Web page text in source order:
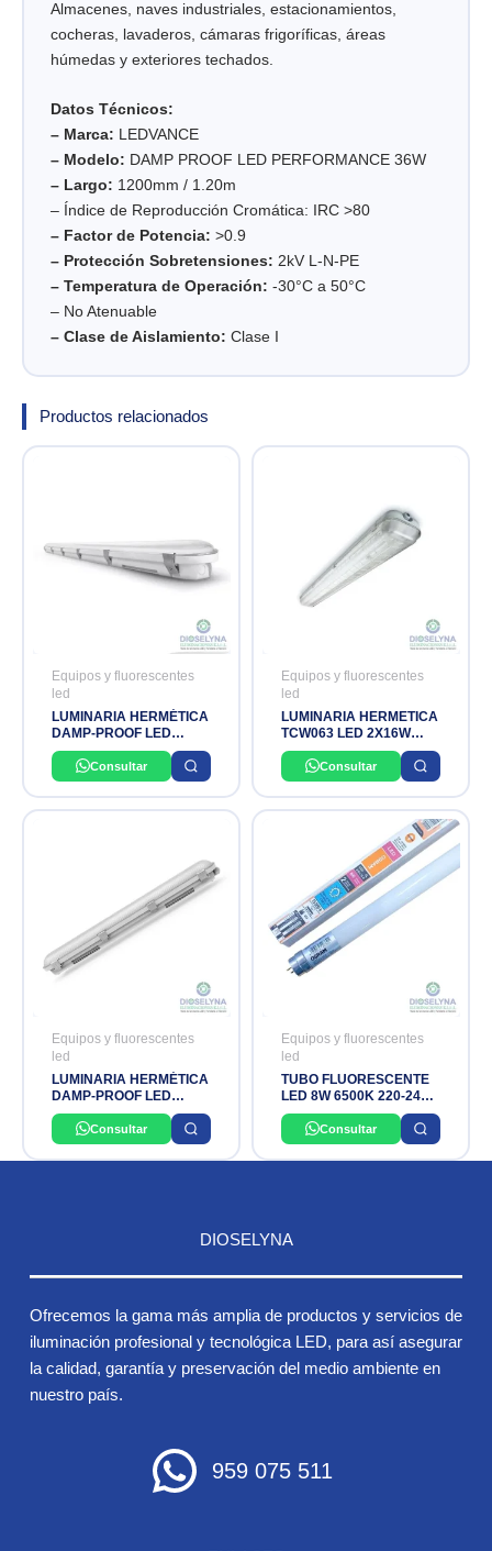
Almacenes, naves industriales, estacionamientos,
cocheras, lavaderos, cámaras frigoríficas, áreas
húmedas y exteriores techados.
Datos Técnicos:
– Marca: LEDVANCE
– Modelo: DAMP PROOF LED PERFORMANCE 36W
– Largo: 1200mm / 1.20m
– Índice de Reproducción Cromática: IRC >80
– Factor de Potencia: >0.9
– Protección Sobretensiones: 2kV L-N-PE
– Temperatura de Operación: -30°C a 50°C
– No Atenuable
– Clase de Aislamiento: Clase I
Productos relacionados
Equipos y fluorescentes
led
LUMINARIA HERMÉTICA
DAMP-PROOF LED
58W/865 6960LM
LEDVANCE
Consultar
Equipos y fluorescentes
led
LUMINARIA HERMETICA
TCW063 LED 2X16W
IP65 L1200MM PHILIPS
Consultar
Equipos y fluorescentes
led
LUMINARIA HERMÉTICA
DAMP-PROOF LED
18W/865 LEDVANCE
Consultar
Equipos y fluorescentes
led
TUBO FLUORESCENTE
LED 8W 6500K 220-240V
OSRAM
Consultar
DIOSELYNA
Ofrecemos la gama más amplia de productos y servicios de
iluminación profesional y tecnológica LED, para así asegurar
la calidad, garantía y preservación del medio ambiente en
nuestro país.
959 075 511